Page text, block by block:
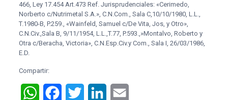
466, Ley 17.454 Art.473 Ref. Jurisprudenciales: «Cerimedo,
Norberto c/Nutrimetal S.A.», C.N.Com., Sala C,10/10/1980, L.L.,
T.1980-B, P.259., «Wainfeld, Samuel c/De Vita, Jos‚ y Otro»,
C.N.Civ.,Sala B, 9/11/1954, L.L.,T.77, P.593.,»Montalvo, Roberto y
Otra c/Beracha, Victoria», C.N.Esp.Civ.y Com., Sala I, 26/03/1986,
E.D.
Compartir:
WhatsAppFacebookTwitter LinkedIn